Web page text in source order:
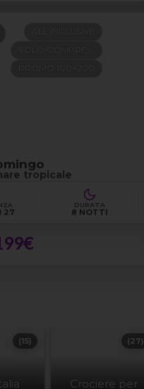
tropicale
27
DURATA
8 NOTTI
(15)
Crociere per
(27)